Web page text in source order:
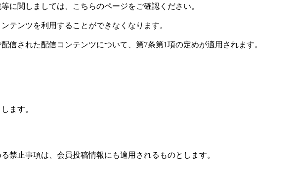
に関しましては、こちらのページをご確認ください。
テンツを利用することができなくなります。
された配信コンテンツについて、第7条第1項の定めが適用されます。
ます。
禁止事項は、会員投稿情報にも適用されるものとします。